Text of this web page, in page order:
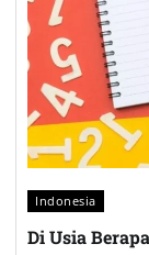
Indonesia
Di Usia